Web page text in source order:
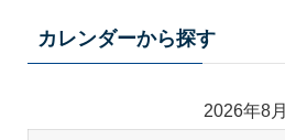
カレンダーから探す
2026年8月